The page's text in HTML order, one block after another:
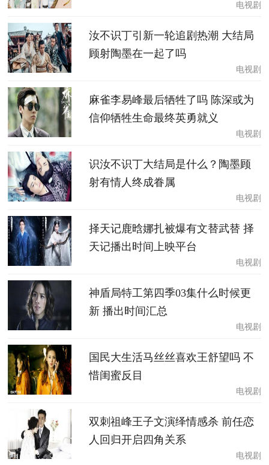
电视剧
汝不识丁引新一轮追剧热潮 大结局
顾射陶墨在一起了吗
电视剧
麻雀李易峰最后牺牲了吗 陈深或为
信仰牺牲生命最终英勇就义
电视剧
识汝不识丁大结局是什么？陶墨顾
射有情人终成眷属
电视剧
择天记鹿晗娜扎被爆有文替武替 择
天记播出时间上映平台
电视剧
神盾局特工第四季03集什么时候更
新 播出时间汇总
电视剧
国民大生活马丝丝喜欢王舒望吗 不
惜闺蜜反目
电视剧
双刺祖峰王子文演绎情感杀 前任恋
人回归开启四角关系
电视剧